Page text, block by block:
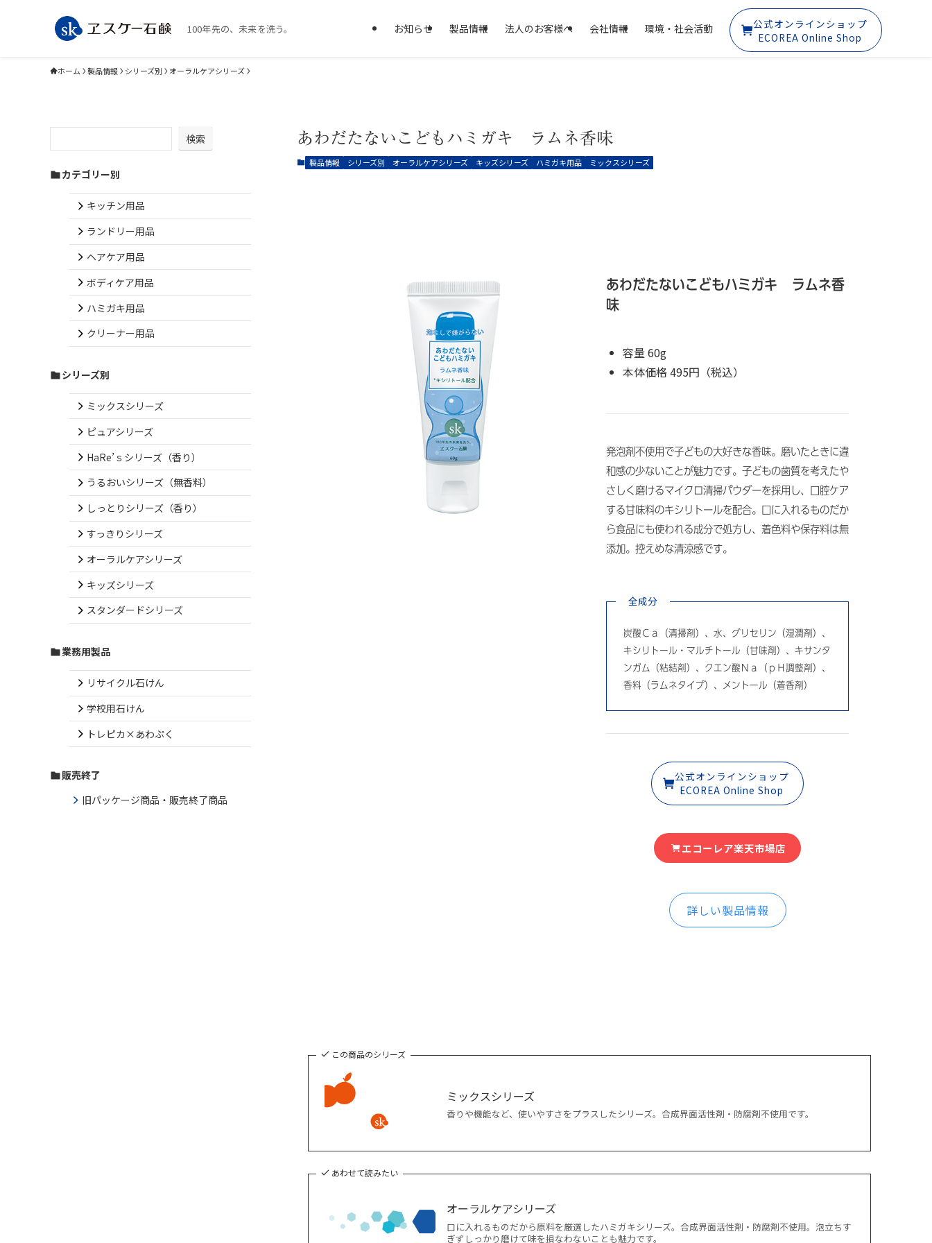
100年先の、未来を洗う。 お知らせ 製品情報 法人のお客様へ 会社情報 環境・社会活動
公式オンラインショップ
ECOREA Online Shop
ホーム 製品情報 シリーズ別 オーラルケアシリーズ
あわだたないこどもハミガキ ラムネ香味
製品情報 シリーズ別 オーラルケアシリーズ キッズシリーズ ハミガキ用品 ミックスシリーズ
あわだたないこどもハミガキ
ラムネ香
味
容量 60g
本体価格 495円（税込）
発泡剤不使用で子どもの大好きな香味。磨いたときに違
和感の少ないことが魅力です。子どもの歯質を考えたや
さしく磨けるマイクロ清掃パウダーを採用し、口腔ケア
する甘味料のキシリトールを配合。口に入れるものだか
ら食品にも使われる成分で処方し、着色料や保存料は無
添加。控えめな清涼感です。
全成分
炭酸Ｃａ（清掃剤）、水、グリセリン（湿潤剤）、
キシリトール・マルチトール（甘味剤）、キサンタ
ンガム（粘結剤）、クエン酸Ｎａ（ｐＨ調整剤）、
香料（ラムネタイプ）、メントール（着香剤）
公式オンラインショップ
ECOREA Online Shop
エコーレア楽天市場店
詳しい製品情報
この商品のシリーズ
ミックスシリーズ
香りや機能など、使いやすさをプラスしたシリーズ。合成界面活性剤・防腐剤不使用です。
あわせて読みたい
オーラルケアシリーズ
口に入れるものだから原料を厳選したハミガキシリーズ。合成界面活性剤・防腐剤不使用。泡立ちす
ぎずしっかり磨けて味を損なわないことも魅力です。
検索
カテゴリー別
キッチン用品
ランドリー用品
ヘアケア用品
ボディケア用品
ハミガキ用品
クリーナー用品
シリーズ別
ミックスシリーズ
ピュアシリーズ
HaRe’ｓシリーズ（香り）
うるおいシリーズ（無香料）
しっとりシリーズ（香り）
すっきりシリーズ
オーラルケアシリーズ
キッズシリーズ
スタンダードシリーズ
業務用製品
リサイクル石けん
学校用石けん
トレピカ×あわぷく
販売終了
旧パッケージ商品・販売終了商品